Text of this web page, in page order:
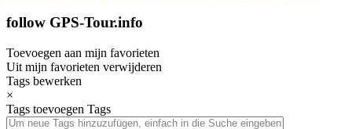
follow GPS-Tour.info
Toevoegen aan mijn favorieten
Uit mijn favorieten verwijderen
Tags bewerken
×
Tags toevoegen Tags